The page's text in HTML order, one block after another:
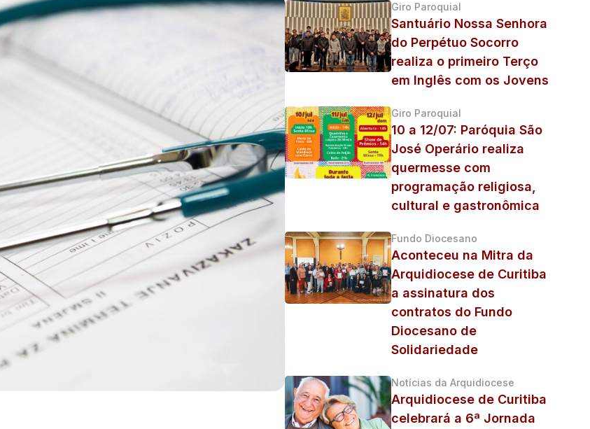
Giro Paroquial
Santuário Nossa Senhora
do Perpétuo Socorro
realiza o primeiro Terço
em Inglês com os Jovens
Giro Paroquial
10 a 12/07: Paróquia São
José Operário realiza
quermesse com
programação religiosa,
cultural e gastronômica
Fundo Diocesano
Aconteceu na Mitra da
Arquidiocese de Curitiba
a assinatura dos
contratos do Fundo
Diocesano de
Solidariedade
Notícias da Arquidiocese
Arquidiocese de Curitiba
celebrará a 6ª Jornada